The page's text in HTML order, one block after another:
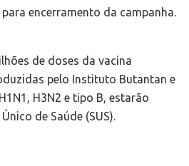
encerramento da campanha.
de doses da vacina
pelo Instituto Butantan e
H3N2 e tipo B, estarão
de Saúde (SUS).